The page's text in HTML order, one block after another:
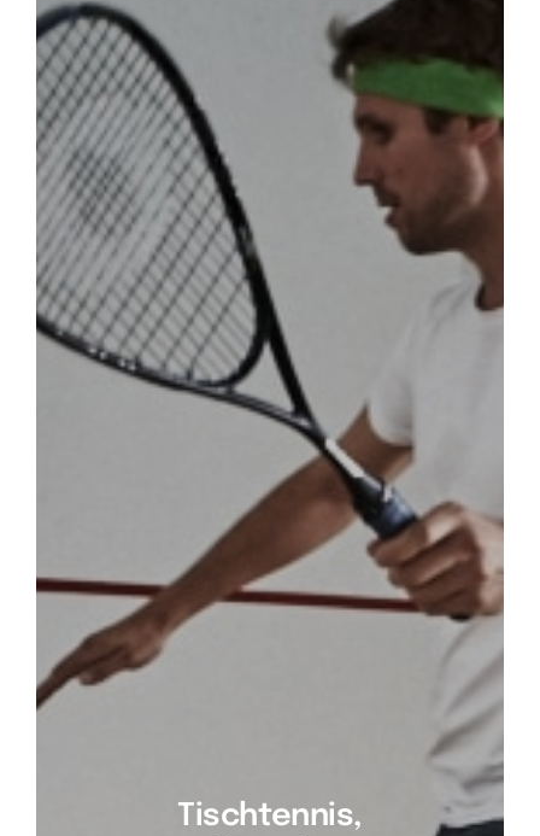
Tischtennis,